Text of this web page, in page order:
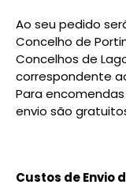
Ao seu pedido
Concelho de
Concelhos de
correspondente
Para
envio são
Custos de Envio